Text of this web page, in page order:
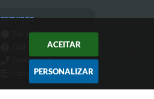
ACEITAR
PERSONALIZAR
SERVIÇOS
Diário Oficial
Telefones Úteis
Transparência